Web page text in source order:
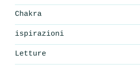
Chakra
ispirazioni
Letture